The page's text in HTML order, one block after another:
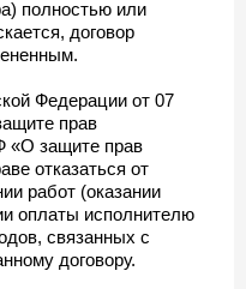
полностью или
договор
Федерации от 07
прав
«О защите прав
отказаться от
работ (оказании
оплаты исполнителю
связанных с
договору.